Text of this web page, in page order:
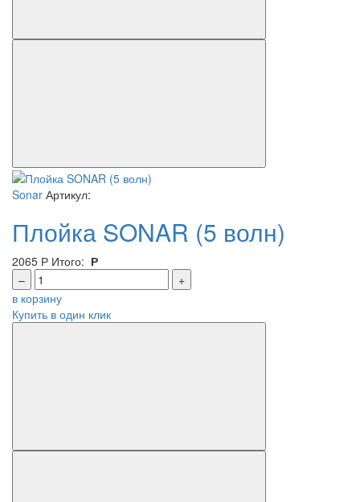
Sonar Артикул:
Плойка SONAR (5 волн)
2065 Р Итого: Р
–
+
в корзину
Купить в один клик